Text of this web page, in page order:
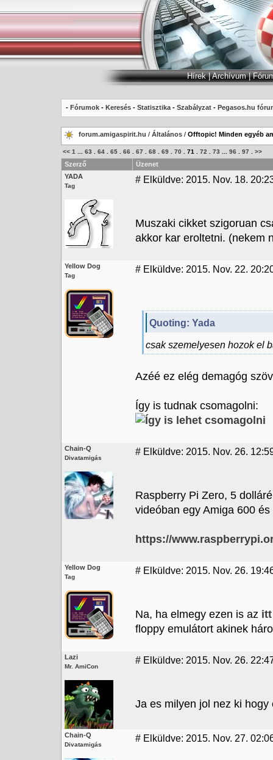
Hírek|Archívum|
- Fórumok - Keresés - Statisztika - Szabályzat - Pegasos.hu
forum.amigaspirit.hu / Általános / Offtopic! Minden egyéb
<< 1 63 64 65 66 67 68 69 70 71 72 73 96 97 >>
Szerző
Üzenet
YADA
Tag
# Elküldve: 2015. Nov. 18.
Muszaki cikket szigoruan
akkor kar eroltetni. (nekem
Yellow Dog
Tag
# Elküldve: 2015. Nov. 22.
Quoting: Yada
csak szemelyesen hozok el
Azéé ez elég demagóg
Így is tudnak csomagolni:
Chain-Q
Divatamigás
# Elküldve: 2015. Nov. 26.
Raspberry Pi Zero, 5
videóban egy Amiga 600
https://
Yellow Dog
Tag
# Elküldve: 2015. Nov. 26.
Na, ha elmegy ezen is az
floppy emulátort akinek
Lazi
Mr. AmiCon
# Elküldve: 2015. Nov. 26.
Ja es milyen jol nez ki
Chain-Q
Divatamigás
# Elküldve: 2015. Nov. 27.